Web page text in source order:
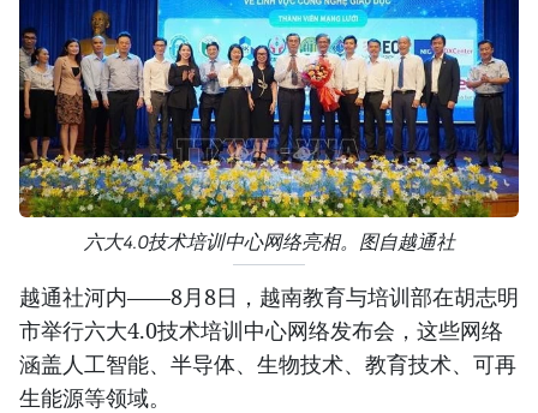
六大4.0技术培训中心网络亮相。图自越通社
越通社河内——8月8日，越南教育与培训部在胡志明
市举行六大4.0技术培训中心网络发布会，这些网络
涵盖人工智能、半导体、生物技术、教育技术、可再
生能源等领域。